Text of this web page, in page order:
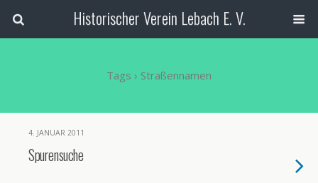
Historischer Verein Lebach E. V.
Tags › Straßennamen
4. JANUAR 2011
Spurensuche